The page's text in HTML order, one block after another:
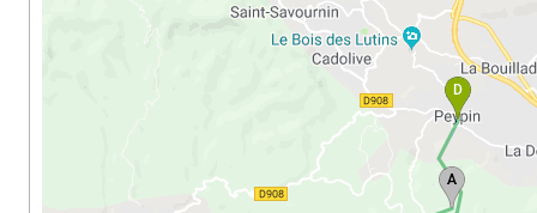
Parcours & Courses
Outils & Réseaux